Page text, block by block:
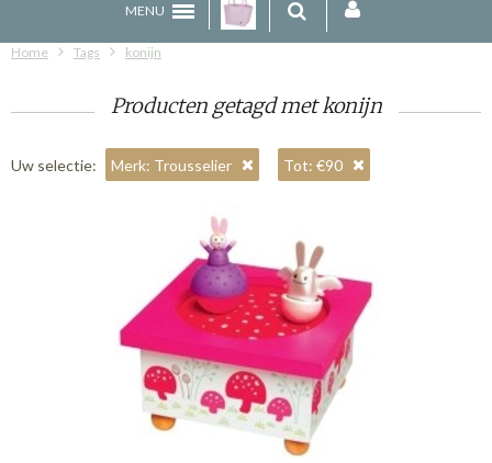
MENU
Home Tags konijn
Producten getagd met konijn
Uw selectie: Merk: Trousselier Tot: €90